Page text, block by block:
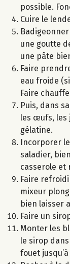
possible.
Cuire le
une goutte
une pâte
Faire
eau froide
Faire
Puis, dans
les œufs, les
gélatine.
Incorporer
saladier,
casserole et
Faire
mixeur
bien laisser
Faire un
Monter les
le sirop
fouet